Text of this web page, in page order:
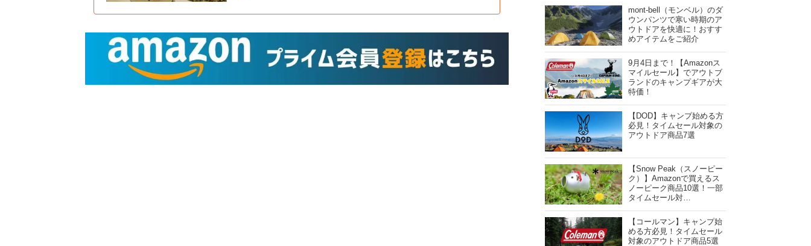
mont-bell（モンベル）のダ
ウンパンツで寒い時期のア
ウトドアを快適に！おすす
めアイテムをご紹介
9月4日まで！【Amazonス
マイルセール】でアウトブ
ランドのキャンプギアが大
特価！
【DOD】キャンプ始める方
必見！タイムセール対象の
アウトドア商品7選
【Snow Peak（スノーピー
ク）】Amazonで買えるス
ノーピーク商品10選！一部
タイムセール対…
【コールマン】キャンプ始
める方必見！タイムセール
対象のアウトドア商品5選